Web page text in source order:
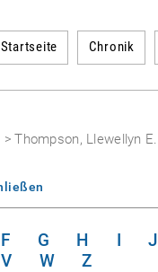
Startseite Chronik
> Thompson, Llewellyn E.
F G H I J
V W Z